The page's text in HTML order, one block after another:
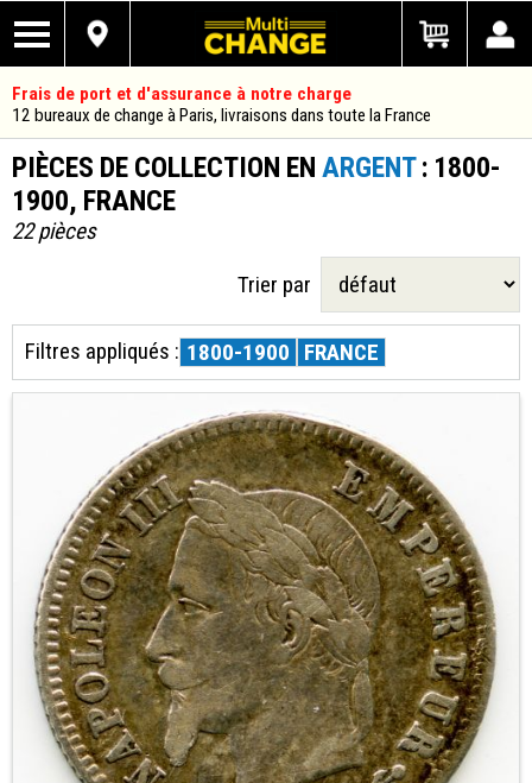
Frais de port et d'assurance à notre charge
12 bureaux de change à Paris, livraisons dans toute la France
PIÈCES DE COLLECTION EN ARGENT: 1800-
1900, FRANCE
22 pièces
Trier par
Filtres appliqués : 1800-1900 FRANCE